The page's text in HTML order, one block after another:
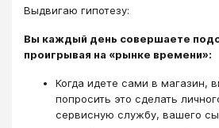
Выдвигаю гипотезу:
Вы каждый день совершаете
проигрывая на «рынке времени»:
Когда идете сами в магазин,
попросить это сделать
сервисную службу, вашего